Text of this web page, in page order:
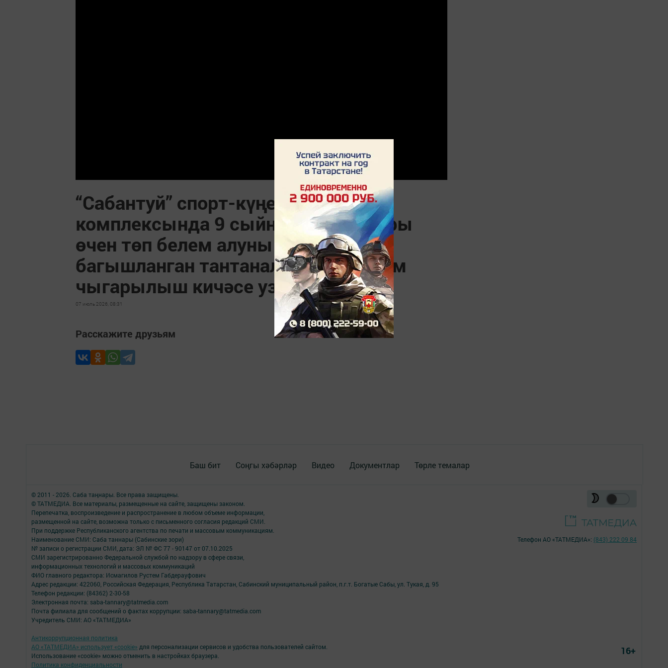
“Сабантуй” спорт-күңел ачу
комплексында 9 сыйныф укучылары
өчен төп белем алуны тәмамлауга
багышланган тантаналы районкүләм
чыгарылыш кичәсе узды
07 июль 2026, 08:31
Расскажите друзьям
Баш бит Соңгы хәбәрләр Видео Документлар Төрле темалар
© 2011 - 2026. Саба таңнары. Все права защищены.
© ТАТМЕДИА. Все материалы, размещенные на сайте, защищены законом.
Перепечатка, воспроизведение и распространение в любом объеме информации,
размещенной на сайте, возможна только с письменного согласия редакций СМИ.
При поддержке Республиканского агентства по печати и массовым коммуникациям.
Наименование СМИ: Саба таннары (Сабинские зори)
№ записи о регистрации СМИ, дата: ЭЛ № ФС 77 - 90147 от 07.10.2025
СМИ зарегистрированно Федеральной службой по надзору в сфере связи,
информационных технологий и массовых коммуникаций
ФИО главного редактора: Исмагилов Рустем Габдерауфович
Адрес редакции: 422060, Российская Федерация, Республика Татарстан, Сабинский муниципальный район, п.г.т. Богатые Сабы, ул. Тукая, д. 95
Телефон редакции: (84362) 2-30-58
Электронная почта: saba-tannary@tatmedia.com
Почта филиала для сообщений о фактах коррупции: saba-tannary@tatmedia.com
Учредитель СМИ: АО «ТАТМЕДИА»
Антикоррупционная политика
АО «ТАТМЕДИА» использует «cookie» для персонализации сервисов и удобства пользователей сайтом.
Использование «cookie» можно отменить в настройках браузера.
Политика конфиденциальности
Телефон АО «ТАТМЕДИА»: (843) 222 09 84
16+